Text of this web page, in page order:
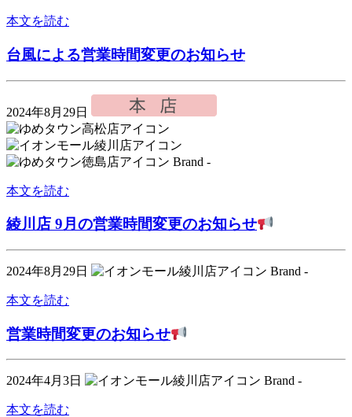
本文を読む
台風による営業時間変更のお知らせ
2024年8月29日
Brand -
本文を読む
綾川店 9月の営業時間変更のお知らせ
2024年8月29日 Brand -
本文を読む
営業時間変更のお知らせ
2024年4月3日 Brand -
本文を読む